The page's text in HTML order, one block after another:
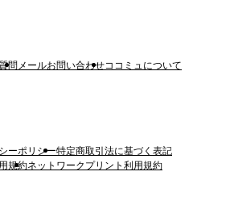
問 メールお問い合わせココミュについて
ーポリシー特定商取引法に基づく表記
規約ネットワークプリント利用規約